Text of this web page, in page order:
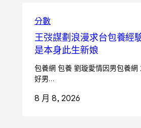
分數
王弢謀劃浪漫求台包養經
是本身此生新娘
包養網 包養 劉璇愛情因男包養網
好男…
8 月 8, 2026